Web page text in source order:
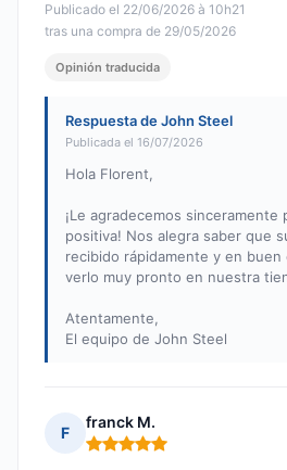
Publicado el 22/06/2026 à 10h21
tras una compra de 29/05/2026
Opinión traducida
Respuesta de John Steel
Publicada el 16/07/2026
Hola Florent,
¡Le agradecemos
positiva! Nos alegra saber que
recibido rápidamente y en buen
verlo muy pronto en nuestra
Atentamente,
El equipo de John Steel
F
franck M.
Nota: 5 de 5